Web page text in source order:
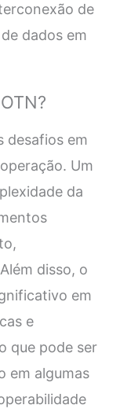
de
dados em
desafios em
Um
da
disso, o
em
e
que pode ser
em algumas